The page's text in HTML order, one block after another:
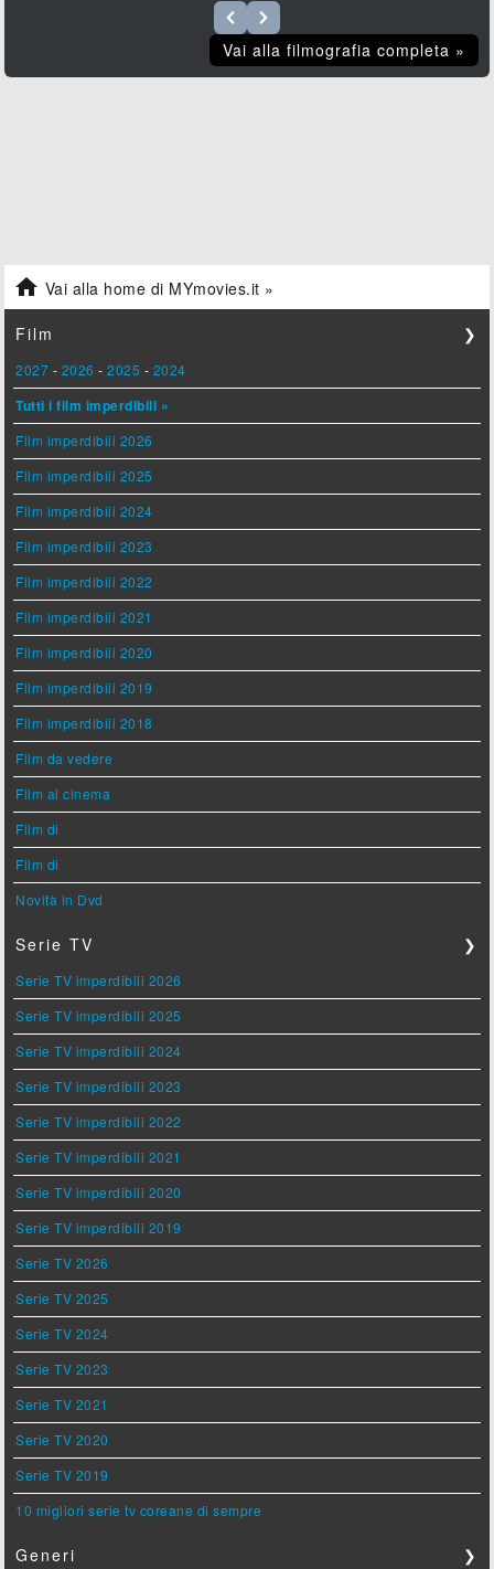
Vai alla filmografia completa »
 Vai alla home di MYmovies.it »
Film ❯
2027 - 2026 -2025 - 2024
Tutti i film imperdibili »
Film imperdibili 2026
Film imperdibili 2025
Film imperdibili 2024
Film imperdibili 2023
Film imperdibili 2022
Film imperdibili 2021
Film imperdibili 2020
Film imperdibili 2019
Film imperdibili 2018
Film da vedere
Film al cinema
Film di
Film di
Novità in Dvd
Serie TV ❯
Serie TV imperdibili 2026
Serie TV imperdibili 2025
Serie TV imperdibili 2024
Serie TV imperdibili 2023
Serie TV imperdibili 2022
Serie TV imperdibili 2021
Serie TV imperdibili 2020
Serie TV imperdibili 2019
Serie TV 2026
Serie TV 2025
Serie TV 2024
Serie TV 2023
Serie TV 2021
Serie TV 2020
Serie TV 2019
10 migliori serie tv coreane di sempre
Generi ❯